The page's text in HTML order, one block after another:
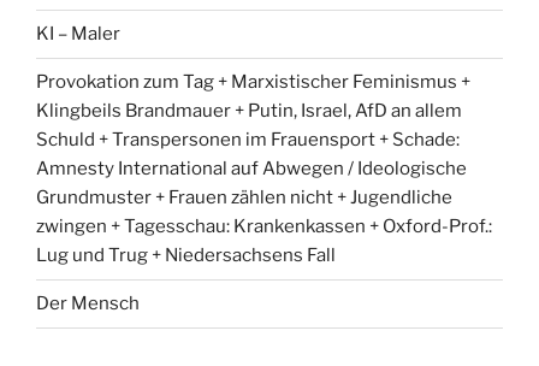
KI – Maler
Provokation zum Tag + Marxistischer Feminismus +
Klingbeils Brandmauer + Putin, Israel, AfD an allem
Schuld + Transpersonen im Frauensport + Schade:
Amnesty International auf Abwegen / Ideologische
Grundmuster + Frauen zählen nicht + Jugendliche
zwingen + Tagesschau: Krankenkassen + Oxford-Prof.:
Lug und Trug + Niedersachsens Fall
Der Mensch